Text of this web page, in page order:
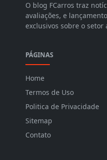
O blog FCarros traz
avaliações, e
exclusivos sobre o setor
PÁGINAS
Home
Termos de Uso
Politica de Privacidade
Sitemap
Contato